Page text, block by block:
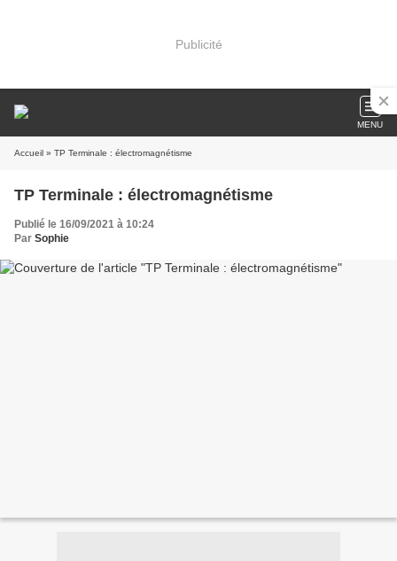
Publicité
MENU
Accueil » TP Terminale : électromagnétisme
TP Terminale : électromagnétisme
Publié le 16/09/2021 à 10:24
Par Sophie